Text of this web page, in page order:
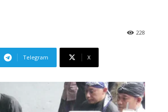
228
Telegram X